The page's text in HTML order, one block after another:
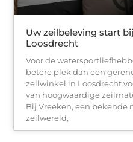
Uw zeilbeleving start
Loosdrecht
Voor de
betere plek dan een
zeilwinkel in Loosdrecht
van hoogwaardige
Bij Vreeken, een bekende
zeilwereld,